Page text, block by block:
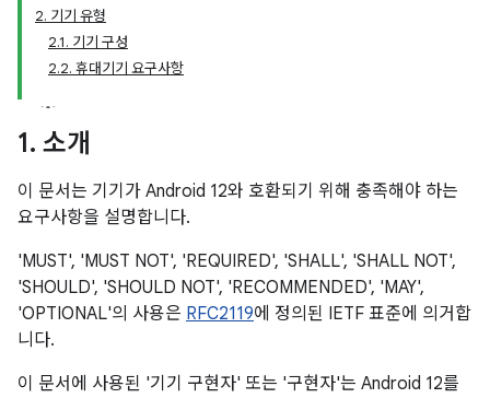
2. 기기 유형
2.1. 기기 구성
2.2. 휴대기기 요구사항
1. 소개
이 문서는 기기가 Android 12와 호환되기 위해 충족해야 하는
요구사항을 설명합니다.
'MUST', 'MUST NOT', 'REQUIRED', 'SHALL', 'SHALL NOT',
'SHOULD', 'SHOULD NOT', 'RECOMMENDED', 'MAY',
'OPTIONAL'의 사용은 RFC2119에 정의된 IETF 표준에 의거합
니다.
이 문서에 사용된 '기기 구현자' 또는 '구현자'는 Android 12를